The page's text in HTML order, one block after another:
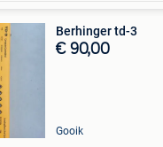
Berhinger td-3
€ 90,00
Gooik